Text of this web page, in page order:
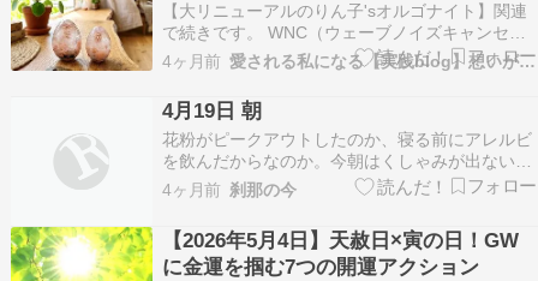
【大リニューアルのりん子'sオルゴナイト】関連
で続きです。 WNC（ウェーブノイズキャンセリ
ング）を相乗効果で高め、より体感を楽しんでい
ただきたいと思い、テストで「プレゼント付き」
を用意することにいたしました。 こんばんは。り
ん子です 詳しくは上記記事にて紹介しています
が、WN…
4ヶ月前 愛される私になる【実践blog】想いがスイスイ叶う
4月19日 朝
花粉がピークアウトしたのか、寝る前にアレルビ
を飲んだからなのか。今朝はくしゃみが出ない。
ええこっちゃ。目もかゆくない。さらにええこっ
ちゃ。日曜はピーリング洗顔の日なので、ただで
さえ長い朝の洗面台美容活動に拍車がかかる。も
しかしてだけどー、ピーリングのおかげなのか。
美活とかけまし…
4ヶ月前 刹那の今
【2026年5月4日】天赦日×寅の日！GW
に金運を掴む7つの開運アクション